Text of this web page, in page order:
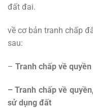
đất đai.
về cơ bản tranh chấp
sau:
– Tranh chấp về
–Tranh chấp về
sử dụng đất